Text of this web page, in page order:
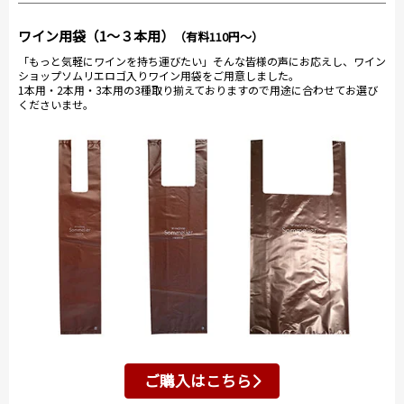
ワイン用袋（1～３本用） （有料110円～）
「もっと気軽にワインを持ち運びたい」そんな皆様の声にお応えし、ワイン
ショップソムリエロゴ入りワイン用袋をご用意しました。
1本用・2本用・3本用の3種取り揃えておりますので用途に合わせてお選び
くださいませ。
ご購入はこちら